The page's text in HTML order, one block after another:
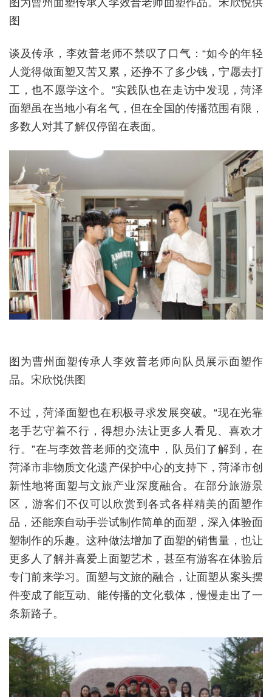
图为曹州面塑传承人李效普老师面塑作品。宋欣悦供
图
谈及传承，李效普老师不禁叹了口气：“如今的年轻
人觉得做面塑又苦又累，还挣不了多少钱，宁愿去打
工，也不愿学这个。”实践队也在走访中发现，菏泽
面塑虽在当地小有名气，但在全国的传播范围有限，
多数人对其了解仅停留在表面。
图为曹州面塑传承人李效普老师向队员展示面塑作
品。宋欣悦供图
不过，菏泽面塑也在积极寻求发展突破。“现在光靠
老手艺守着不行，得想办法让更多人看见、喜欢才
行。”在与李效普老师的交流中，队员们了解到，在
菏泽市非物质文化遗产保护中心的支持下，菏泽市创
新性地将面塑与文旅产业深度融合。在部分旅游景
区，游客们不仅可以欣赏到各式各样精美的面塑作
品，还能亲自动手尝试制作简单的面塑，深入体验面
塑制作的乐趣。这种做法增加了面塑的销售量，也让
更多人了解并喜爱上面塑艺术，甚至有游客在体验后
专门前来学习。面塑与文旅的融合，让面塑从案头摆
件变成了能互动、能传播的文化载体，慢慢走出了一
条新路子。